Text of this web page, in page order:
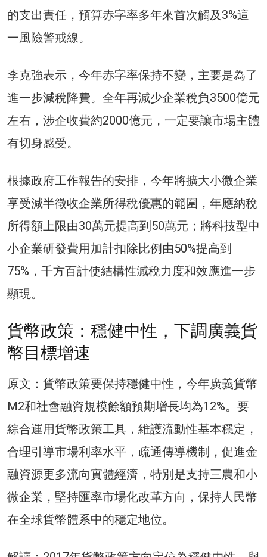
的支出責任，預算赤字率多年來首次觸及3%這
一風險警戒線。
李克強表示，今年赤字率保持不變，主要是為了
進一步減稅降費。全年再減少企業稅負3500億元
左右，涉企收費約2000億元，一定要讓市場主體
有切身感受。
根據政府工作報告的安排，今年將擴大小微企業
享受減半徵收企業所得稅優惠的範圍，年應納稅
所得額上限由30萬元提高到50萬元；將科技型中
小企業研發費用加計扣除比例由50%提高到
75%，千方百計使結構性減稅力度和效應進一步
顯現。
貨幣政策：穩健中性，下調廣義貨
幣目標增速
原文：貨幣政策要保持穩健中性，今年廣義貨幣
M2和社會融資規模餘額預期增長均為12%。要
綜合運用貨幣政策工具，維護流動性基本穩定，
合理引導市場利率水平，疏通傳導機制，促進金
融資源更多流向實體經濟，特別是支持三農和小
微企業，堅持匯率市場化改革方向，保持人民幣
在全球貨幣體系中的穩定地位。